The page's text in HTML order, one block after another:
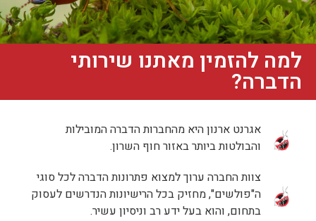
למה להזמין מאתנו שירותי
הדברה?
אגרנט ארנון היא מהחברות הדברה המובילות
והבולטות ביותר באזור חוף השרון.
צוות החברה ערוך למצוא פתרונות הדברה לכל סוגי
ה"פולשים", מחזיק בכל הרישיונות הנדרשים לעסוק
בתחום, והוא בעל ידע רב וניסיון עשיר.